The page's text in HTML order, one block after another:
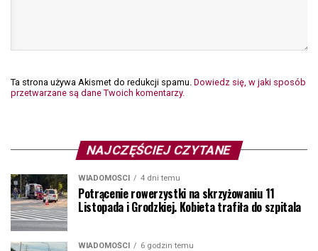
Ta strona używa Akismet do redukcji spamu. Dowiedz się, w jaki sposób
przetwarzane są dane Twoich komentarzy.
NAJCZĘŚCIEJ CZYTANE
WIADOMOŚCI 4 dni temu
Potrącenie rowerzystki na skrzyżowaniu 11
Listopada i Grodzkiej. Kobieta trafiła do szpitala
WIADOMOŚCI 6 godzin temu